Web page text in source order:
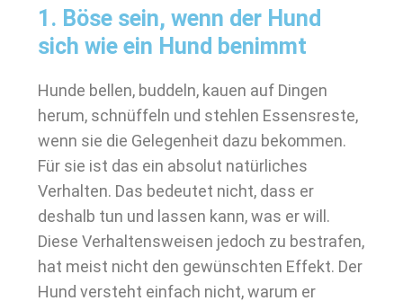
1. Böse sein, wenn der Hund
sich wie ein Hund benimmt
Hunde bellen, buddeln, kauen auf Dingen
herum, schnüffeln und stehlen Essensreste,
wenn sie die Gelegenheit dazu bekommen.
Für sie ist das ein absolut natürliches
Verhalten. Das bedeutet nicht, dass er
deshalb tun und lassen kann, was er will.
Diese Verhaltensweisen jedoch zu bestrafen,
hat meist nicht den gewünschten Effekt. Der
Hund versteht einfach nicht, warum er